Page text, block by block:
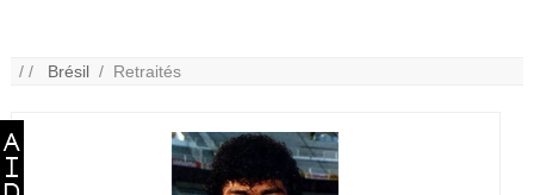
/ / Brésil / Retraités